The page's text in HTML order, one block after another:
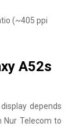
(~405 ppi
A52s
depends
Nur Telecom to